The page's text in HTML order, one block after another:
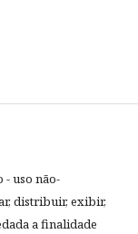
uso não-
distribuir, exibir,
a finalidade